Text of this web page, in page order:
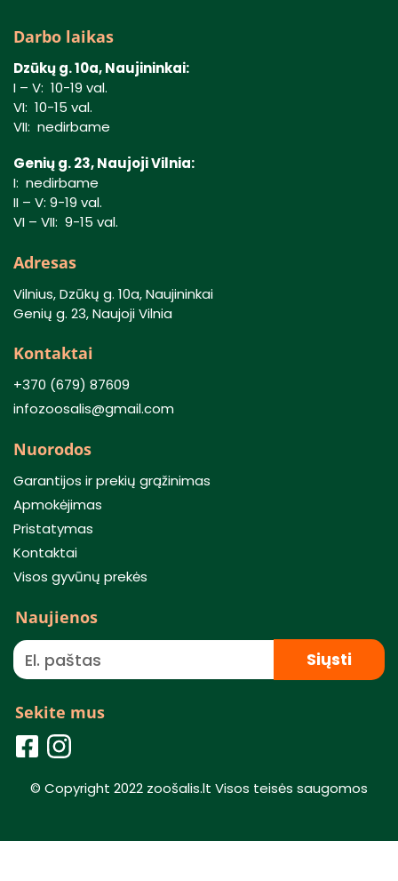
Darbo laikas
Dzūkų g. 10a, Naujininkai:
I – V: 10-19 val.
VI: 10-15 val.
VII: nedirbame
Genių g. 23, Naujoji Vilnia:
I: nedirbame
II – V: 9-19 val.
VI – VII: 9-15 val.
Adresas
Vilnius, Dzūkų g. 10a, Naujininkai
Genių g. 23, Naujoji Vilnia
Kontaktai
+370 (679) 87609
infozoosalis@gmail.com
Nuorodos
Garantijos ir prekių grąžinimas
Apmokėjimas
Pristatymas
Kontaktai
Visos gyvūnų prekės
Naujienos
Siųsti
Sekite mus
© Copyright 2022 zoošalis.lt Visos teisės saugomos